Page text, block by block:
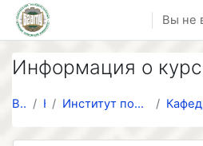
Перейти к основному содержанию
Вы не
Информация о
В начало Курсы Институт повышения квалификации и переподготовки к...